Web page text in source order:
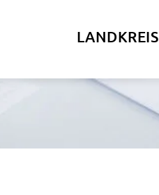
LANDKREIS